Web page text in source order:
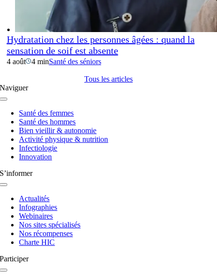
Hydratation chez les personnes âgées : quand la
sensation de soif est absente
4 août 4 minSanté des séniors
Tous les articles
Naviguer
Navigation
basculeSanté des femmes
Santé des hommes
Bien vieillir & autonomie
Activité physique & nutrition
Infectiologie
Innovation
S’informer
Navigation
basculeActualités
Infographies
Webinaires
Nos sites spécialisés
Nos récompenses
Charte HIC
Participer